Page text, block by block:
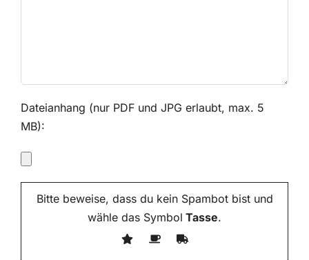
Dateianhang (nur PDF und JPG erlaubt, max. 5
MB):
Bitte beweise, dass du kein Spambot bist und
wähle das Symbol Tasse.